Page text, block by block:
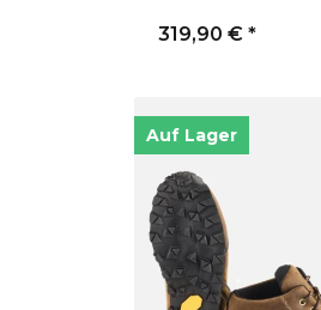
319,90 € *
Auf Lager